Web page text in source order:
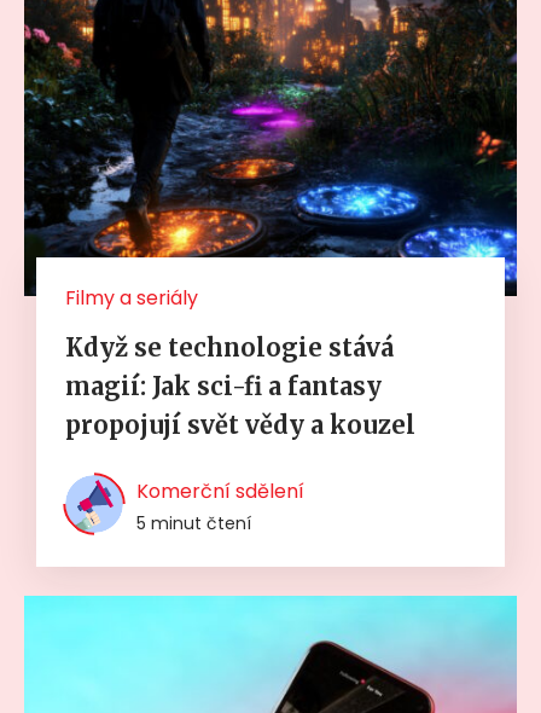
Filmy a seriály
Když se technologie stává
magií: Jak sci-fi a fantasy
propojují svět vědy a kouzel
Komerční sdělení
5 minut čtení